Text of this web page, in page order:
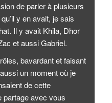
de parler à plusieurs
y en avait, je sais
Il y avait Khila, Dhor
et aussi Gabriel.
bavardant et faisant
un moment où je
de cette
partage avec vous